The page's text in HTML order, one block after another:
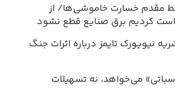
مقدم خسارت خاموشی‌ها/ از
کردیم برق صنایع قطع نشود
نیویورک تایمز درباره اثرات جنگ
می‌خواهد، نه تسهیلات